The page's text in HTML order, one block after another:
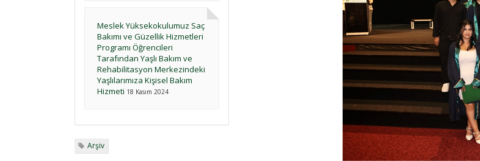
Meslek Yüksekokulumuz Saç
Bakımı ve Güzellik Hizmetleri
Programı Öğrencileri
Tarafından Yaşlı Bakım ve
Rehabilitasyon Merkezindeki
Yaşlılarımıza Kişisel Bakım
Hizmeti 18 Kasım 2024
Arşiv